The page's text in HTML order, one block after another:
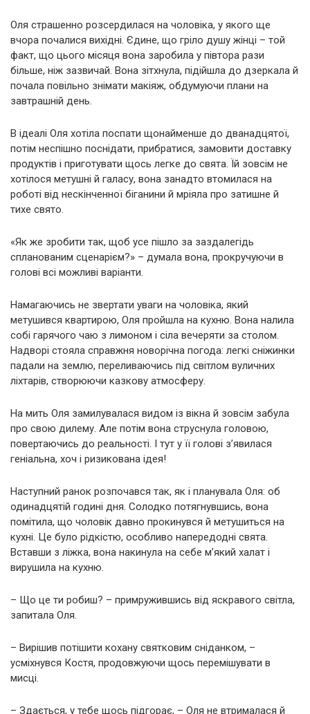
Оля страшенно розсердилася на чоловіка, у якого ще
вчора почалися вихідні. Єдине, що гріло душу жінці – той
факт, що цього місяця вона заробила у півтора рази
більше, ніж зазвичай. Вона зітхнула, підійшла до дзеркала й
почала повільно знімати макіяж, обдумуючи плани на
завтрашній день.
В ідеалі Оля хотіла поспати щонайменше до дванадцятої,
потім неспішно поснідати, прибратися, замовити доставку
продуктів і приготувати щось легке до свята. Їй зовсім не
хотілося метушні й галасу, вона занадто втомилася на
роботі від нескінченної біганини й мріяла про затишне й
тихе свято.
«Як же зробити так, щоб усе пішло за заздалегідь
спланованим сценарієм?» – думала вона, прокручуючи в
голові всі можливі варіанти.
Намагаючись не звертати уваги на чоловіка, який
метушився квартирою, Оля пройшла на кухню. Вона налила
собі гарячого чаю з лимоном і сіла вечеряти за столом.
Надворі стояла справжня новорічна погода: легкі сніжинки
падали на землю, переливаючись під світлом вуличних
ліхтарів, створюючи казкову атмосферу.
На мить Оля замилувалася видом із вікна й зовсім забула
про свою дилему. Але потім вона струснула головою,
повертаючись до реальності. І тут у її голові з’явилася
геніальна, хоч і ризикована ідея!
Наступний ранок розпочався так, як і планувала Оля: об
одинадцятій годині дня. Солодко потягнувшись, вона
помітила, що чоловік давно прокинувся й метушиться на
кухні. Це було рідкістю, особливо напередодні свята.
Вставши з ліжка, вона накинула на себе м’який халат і
вирушила на кухню.
– Що це ти робиш? – примружившись від яскравого світла,
запитала Оля.
– Вирішив потішити кохану святковим сніданком, –
усміхнувся Костя, продовжуючи щось перемішувати в
мисці.
– Здається, у тебе щось підгорає, – Оля не втрималася й